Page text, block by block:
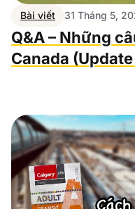
Bài viết 31 Tháng 5,
Q&A – Những
Canada